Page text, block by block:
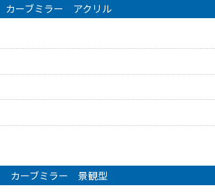
カーブミラー アクリル
カーブミラー 景観型